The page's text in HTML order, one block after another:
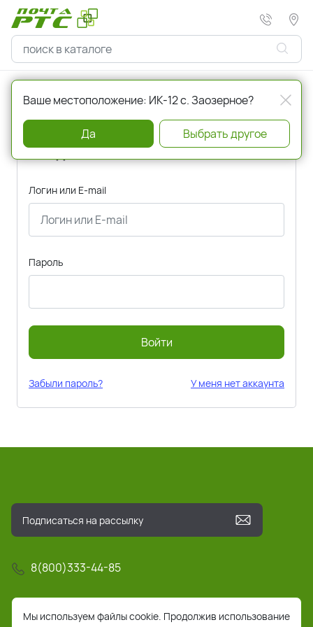
Главная Авторизация
Вход
Логин или E-mail
Пароль
Войти
Забыли пароль? У меня нет аккаунта
8(800)333-44-85
info@pochta-rts.ru
Мы используем файлы cookie. Продолжив использование
Ваше местоположение: ИК-12 с. Заозерное?
Да Выбрать другое